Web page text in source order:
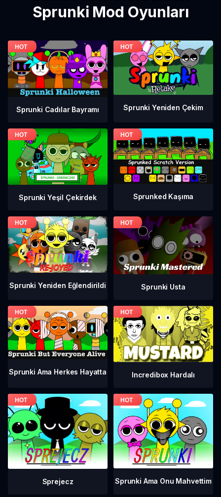
Sprunki Mod Oyunları
Sprunki Cadılar Bayramı Sprunki Yeniden Çekim
Sprunki Yeşil Çekirdek Sprunked Kaşıma
Sprunki Yeniden Eğlendirildi Sprunki Usta
Sprunki Ama Herkes Hayatta Incredibox Hardalı
Sprejecz Sprunki Ama Onu Mahvettim